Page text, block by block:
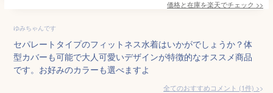
価格と在庫を楽天でチェック >>
ゆみちゃんです
セパレートタイプのフィットネス水着はいかがでしょうか？体
型カバーも可能で大人可愛いデザインが特徴的なオススメ商品
です。お好みのカラーも選べますよ
全てのおすすめコメント (1件) >